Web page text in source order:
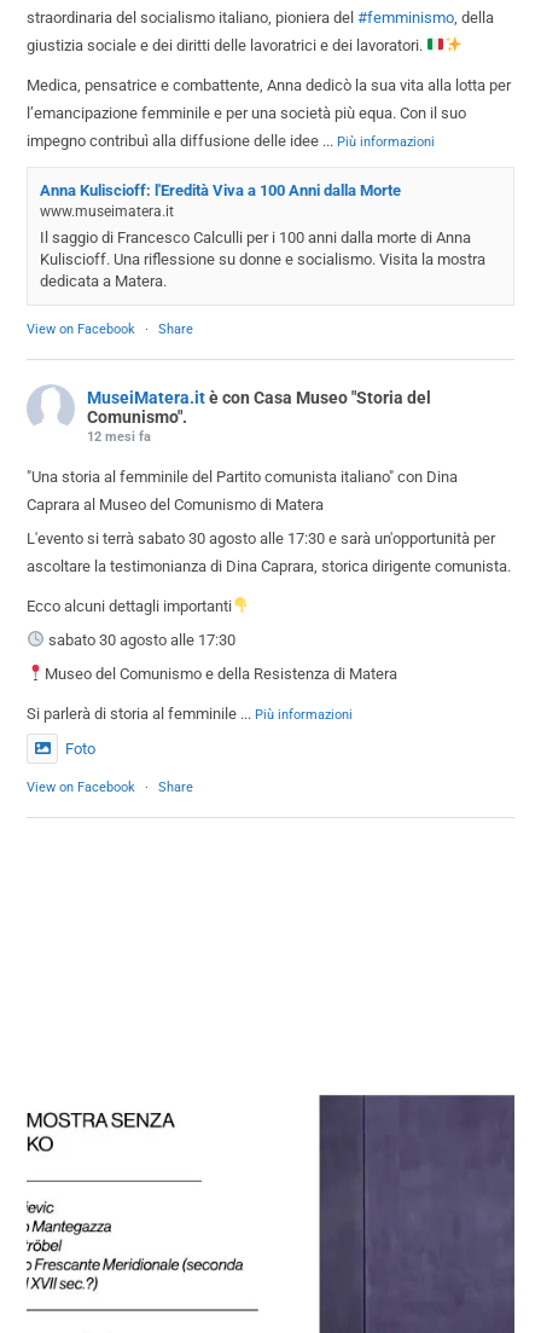
straordinaria del socialismo italiano, pioniera del#femminismo , della
giustizia sociale e dei diritti delle lavoratrici e dei lavoratori.
Medica, pensatrice e combattente, Anna dedicò la sua vita alla lotta per
l’emancipazione femminile e per una società più equa. Con il suo
impegno contribuì alla diffusione delle idee ... Più informazioni
Anna Kuliscioff: l'Eredità Viva a 100 Anni dalla Morte
www.museimatera.it
Il saggio di Francesco Calculli per i 100 anni dalla morte di Anna
Kuliscioff. Una riflessione su donne e socialismo. Visita la mostra
dedicata a Matera.
View on Facebook · Share
MuseiMatera.it è con Casa Museo "Storia del
Comunismo".
12 mesi fa
"Una storia al femminile del Partito comunista italiano" con Dina
Caprara al Museo del Comunismo di Matera
L'evento si terrà sabato 30 agosto alle 17:30 e sarà un'opportunità per
ascoltare la testimonianza di Dina Caprara, storica dirigente comunista.
Ecco alcuni dettagli importanti
sabato 30 agosto alle 17:30
Museo del Comunismo e della Resistenza di Matera
Si parlerà di storia al femminile ... Più informazioni
Foto
View on Facebook · Share